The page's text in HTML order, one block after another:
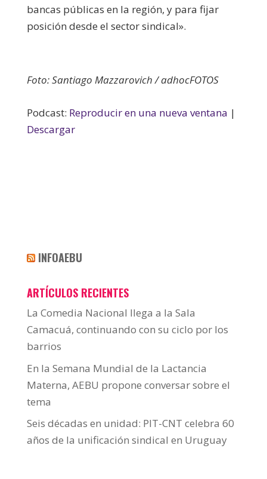
bancas públicas en la región, y para fijar
posición desde el sector sindical».
Foto: Santiago Mazzarovich / adhocFOTOS
Podcast: Reproducir en una nueva ventana |
Descargar
INFOAEBU
ARTÍCULOS RECIENTES
La Comedia Nacional llega a la Sala
Camacuá, continuando con su ciclo por los
barrios
En la Semana Mundial de la Lactancia
Materna, AEBU propone conversar sobre el
tema
Seis décadas en unidad: PIT-CNT celebra 60
años de la unificación sindical en Uruguay